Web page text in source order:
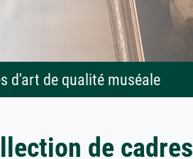
d'art de qualité muséale
de cadres